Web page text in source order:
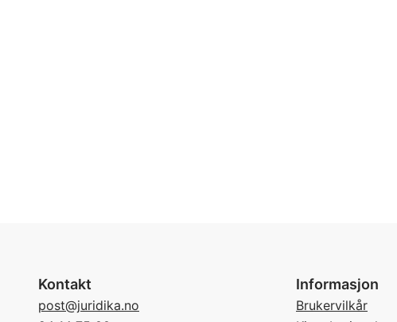
Kontakt
post@juridika.no
Informasjon
Brukervilkår